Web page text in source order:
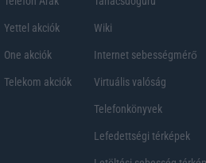
Yettel akciók
One akciók
Telekom akciók
Wiki
Internet sebességmérő
Virtuális valóság
Telefonkönyvek
Lefedettségi térképek